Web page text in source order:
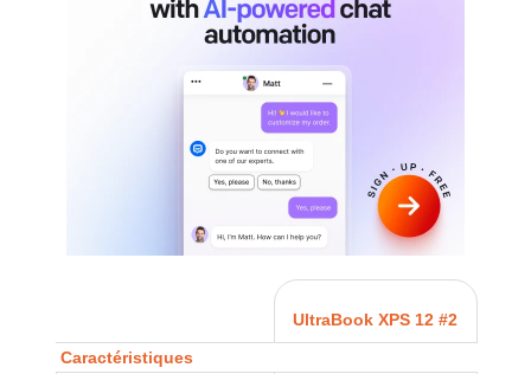
UltraBook XPS 12 #2
Caractéristiques